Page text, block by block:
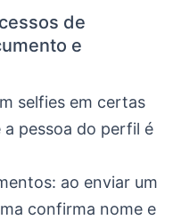
de
e
selfies em certas
pessoa do perfil é
ao enviar um
confirma nome e